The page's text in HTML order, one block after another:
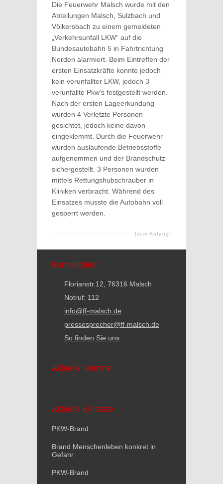
Die Feuerwehr Malsch wurde mit den
Abteilungen Malsch, Sulzbach und
Völkersbach zu einem gemeldeten
„Verkehrsunfall LKW“ auf die
Bundesautobahn 5 in Fahrtrichtung
Norden alarmiert. Beim Eintreffen der
ersten Einsatzkräfte konnte jedoch
kein verunfallter LKW, jedoch 3
verunfallte Pkw‘s festgestellt werden.
Nach der ersten Lageerkundung
wurden 4 Verletzte Personen
gesichtet, jedoch keine davon
eingeklemmt. Durch die Feuerwehr
wurden auslaufende Betriebsstoffe
aufgenommen und der Brandschutz
sichergestellt. 3 Personen wurden
mittels Rettungshubschrauber in
Kliniken verbracht. Während des
Einsatzes musste die Autobahn voll
gesperrt werden.
[zum Anfang]
Kontaktdaten
Florianstr.12, 76316 Malsch
Notruf: 112
info@ff-malsch.de
pressesprecher@ff-malsch.de
So finden Sie uns
Aktuelle Termine
Aktuelle Einsätze
PKW-Brand
Brand Menschenleben konkret in
Gefahr
PKW-Brand